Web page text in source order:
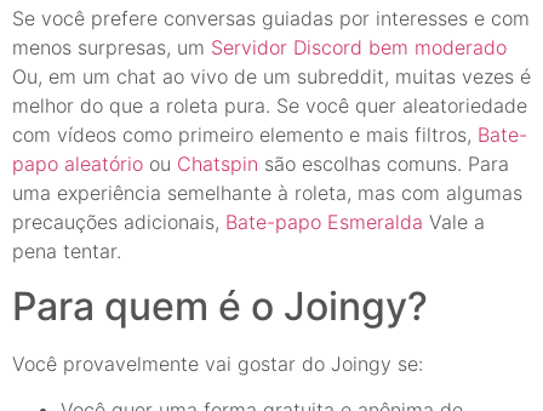
Se você prefere conversas guiadas por interesses e com
menos surpresas, um Servidor Discord bem moderado
Ou, em um chat ao vivo de um subreddit, muitas vezes é
melhor do que a roleta pura. Se você quer aleatoriedade
com vídeos como primeiro elemento e mais filtros, Bate-
papo aleatório ou Chatspin são escolhas comuns. Para
uma experiência semelhante à roleta, mas com algumas
precauções adicionais, Bate-papo Esmeralda Vale a
pena tentar.
Para quem é o Joingy?
Você provavelmente vai gostar do Joingy se: